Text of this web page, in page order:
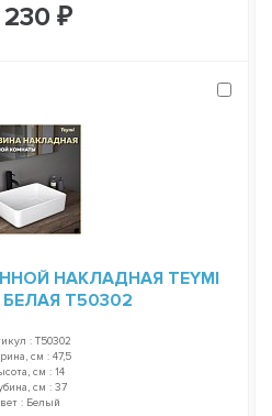
₽
НАКЛАДНАЯ TEYMI
БЕЛАЯ T50302
: T50302
см : 47,5
см : 14
см : 37
: Белый